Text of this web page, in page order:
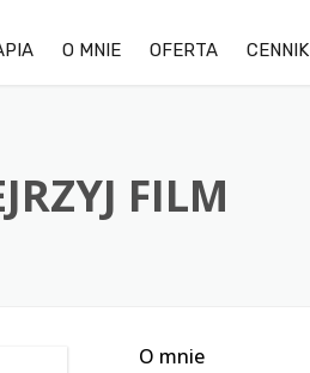
O MNIE OFERTA
TERAPIA DDA/DDD
CENNIK
FILM
O mnie